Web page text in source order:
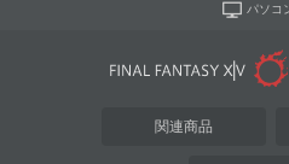
パソコ
関連商品